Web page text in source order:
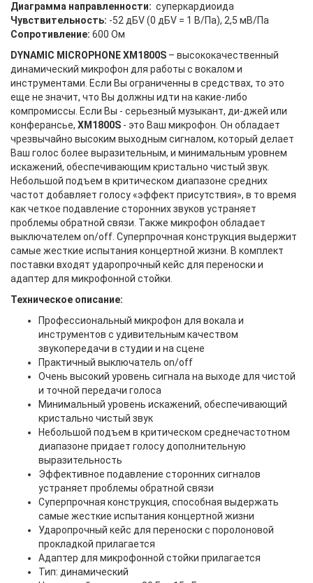
Диаграмма направленности: суперкардиоида
Чувствительность: -52 дБV (0 дБV = 1 В/Па), 2,5 мВ/Па
Сопротивление: 600 Ом
DYNAMIC MICROPHONE XM1800S – высококачественный
динамический микрофон для работы с вокалом и
инструментами. Если Вы ограниченны в средствах, то это
еще не значит, что Вы должны идти на какие-либо
компромиссы. Если Вы - серьезный музыкант, ди-джей или
конферансье, XM1800S - это Ваш микрофон. Он обладает
чрезвычайно высоким выходным сигналом, который делает
Ваш голос более выразительным, и минимальным уровнем
искажений, обеспечивающим кристально чистый звук.
Небольшой подъем в критическом диапазоне средних
частот добавляет голосу «эффект присутствия», в то время
как четкое подавление сторонних звуков устраняет
проблемы обратной связи. Также микрофон обладает
выключателем on/off. Суперпрочная конструкция выдержит
самые жесткие испытания концертной жизни. В комплект
поставки входят ударопрочный кейс для переноски и
адаптер для микрофонной стойки.
Техническое описание:
Профессиональный микрофон для вокала и
инструментов с удивительным качеством
звукопередачи в студии и на сцене
Практичный выключатель on/off
Очень высокий уровень сигнала на выходе для чистой
и точной передачи голоса
Минимальный уровень искажений, обеспечивающий
кристально чистый звук
Небольшой подъем в критическом среднечастотном
диапазоне придает голосу дополнительную
выразительность
Эффективное подавление сторонних сигналов
устраняет проблемы обратной связи
Суперпрочная конструкция, способная выдержать
самые жесткие испытания концертной жизни
Ударопрочный кейс для переноски с поролоновой
прокладкой прилагается
Адаптер для микрофонной стойки прилагается
Тип: динамический